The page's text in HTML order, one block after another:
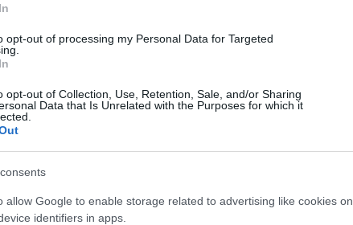
opt-out of processing my Personal Data for Targeted
opt-out of Collection, Use, Retention, Sale, and/or Sharing
Data that Is Unrelated with the Purposes for which it
allow Google to enable storage related to advertising like cookies on
identifiers in apps.
nella sezione
i tuoi video e le tue foto
+39 345 356 7512